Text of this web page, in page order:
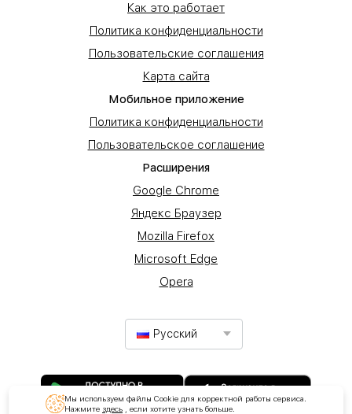
Как это работает
Политика конфиденциальности
Пользовательские соглашения
Карта сайта
Мобильное приложение
Политика конфиденциальности
Пользовательское соглашение
Расширения
Google Chrome
Яндекс Браузер
Mozilla Firefox
Microsoft Edge
Opera
Русский
Мы используем файлы Cookie для корректной работы сервиса.
Нажмите здесь , если хотите узнать больше.